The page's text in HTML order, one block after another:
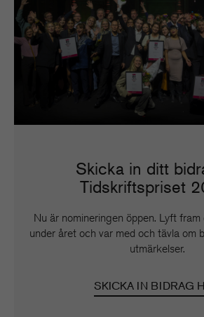
Skicka in ditt
Tidskriftspriset
Nu är nomineringen öppen. Lyft
under året och var med och tävla om
utmärkelser.
SKICKA IN BIDRAG